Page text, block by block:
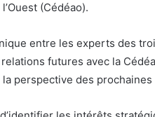
(Cédéao).
entre les experts des
futures avec la
perspective des